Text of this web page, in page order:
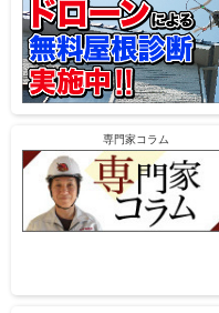
専門家コラム